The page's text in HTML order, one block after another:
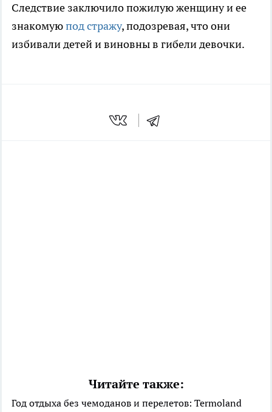
Следствие заключило пожилую женщину и ее
знакомуюпод стражу, подозревая, что они
избивали детей и виновны в гибели девочки.
Читайте также:
Год отдыха без чемоданов и перелетов: Termoland